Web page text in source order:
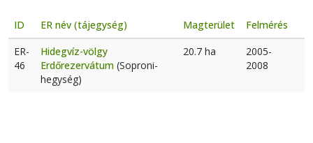
ID ER név (tájegység) Magterület
Felmérés
ER-
46
Hidegvíz-völgy
Erdőrezervátum (Soproni-
hegység)
20.7 ha
2005-
2008